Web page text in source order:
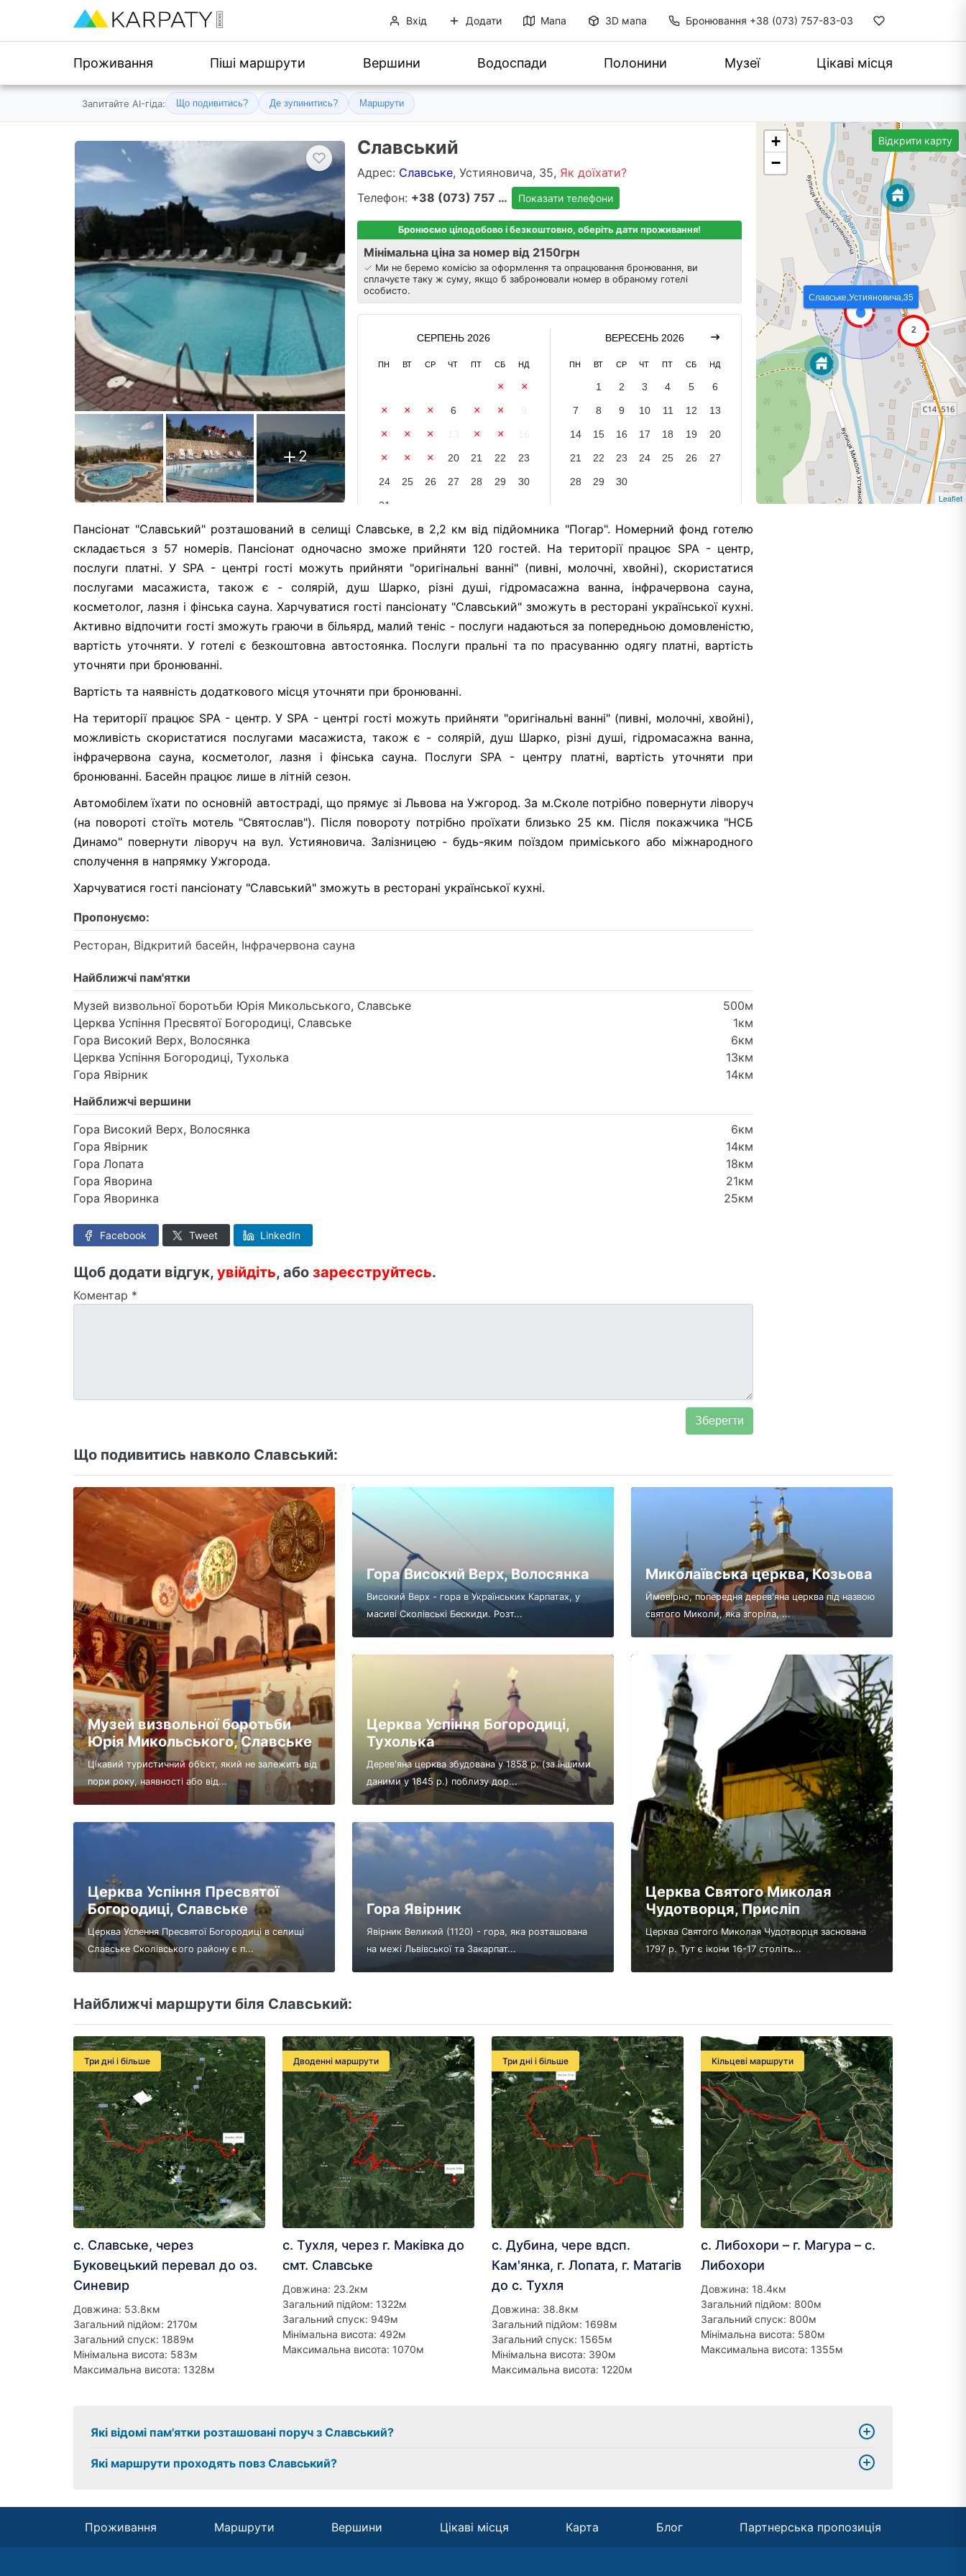
Вхід Додати Мапа 3D мапа Бронювання +38 (073) 757-83-03
Проживання Піші маршрути Вершини Водоспади Полонини Музеї Цікаві місця
Запитайте AI-гіда: Що подивитись? Де зупинитись? Маршрути
2
Славський
Адрес: Славське, Устияновича, 35, Як доїхати?
Телефон:
+38 (073) 757 8303 Показати телефони
Бронюємо цілодобово і безкоштовно, оберіть дати проживання!
Мінімальна ціна за номер від 2150грн
Ми не беремо комісію за оформлення та опрацювання бронювання, ви
сплачуєте таку ж суму, якщо б забронювали номер в обраному готелі
особисто.
СЕРПЕНЬ 2026
ПН ВТ СР ЧТ ПТ СБ НД
1 2
3 4 5 6 7 8
10 11 12 14 15
17 18 19 20 21 22 23
24 25 26 27 28 29 30
31
ВЕРЕСЕНЬ 2026
ПН ВТ СР ЧТ ПТ СБ НД
1 2 3 4 5 6
7 8 9 10 11 12 13
14 15 16 17 18 19 20
21 22 23 24 25 26 27
28 29 30
Відкрити карту
Славське,Устияновича,35
+
−
Leaflet
Пансіонат "Славський" розташований в селищі Славське, в 2,2 км від підйомника "Погар". Номерний фонд готелю
складається з 57 номерів. Пансіонат одночасно зможе прийняти 120 гостей. На території працює SPA - центр,
послуги платні. У SPA - центрі гості можуть прийняти "оригінальні ванні" (пивні, молочні, хвойні), скористатися
послугами масажиста, також є - солярій, душ Шарко, різні душі, гідромасажна ванна, інфрачервона сауна,
косметолог, лазня і фінська сауна. Харчуватися гості пансіонату "Славський" зможуть в ресторані української кухні.
Активно відпочити гості зможуть граючи в більярд, малий теніс - послуги надаються за попередньою домовленістю,
вартість уточняти. У готелі є безкоштовна автостоянка. Послуги пральні та по прасуванню одягу платні, вартість
уточняти при бронюванні.
Вартість та наявність додаткового місця уточняти при бронюванні.
На території працює SPA - центр. У SPA - центрі гості можуть прийняти "оригінальні ванні" (пивні, молочні, хвойні),
можливість скористатися послугами масажиста, також є - солярій, душ Шарко, різні душі, гідромасажна ванна,
інфрачервона сауна, косметолог, лазня і фінська сауна. Послуги SPA - центру платні, вартість уточняти при
бронюванні. Басейн працює лише в літній сезон.
Автомобілем їхати по основній автостраді, що прямує зі Львова на Ужгород. За м.Сколе потрібно повернути ліворуч
(на повороті стоїть мотель "Святослав"). Після повороту потрібно проїхати близько 25 км. Після покажчика "НСБ
Динамо" повернути ліворуч на вул. Устияновича. Залізницею - будь-яким поїздом приміського або міжнародного
сполучення в напрямку Ужгорода.
Харчуватися гості пансіонату "Славський" зможуть в ресторані української кухні.
Пропонуємо:
Ресторан, Відкритий басейн, Інфрачервона сауна
Найближчі пам'ятки
Музей визвольної боротьби Юрія Микольського, Славське
500м
Церква Успіння Пресвятої Богородиці, Славське
1км
Гора Високий Верх, Волосянка
6км
Церква Успіння Богородиці, Тухолька
13км
Гора Явірник
14км
Найближчі вершини
Гора Високий Верх, Волосянка
6км
Гора Явірник
14км
Гора Лопата
18км
Гора Яворина
21км
Гора Яворинка
25км
Facebook Tweet LinkedIn
Щоб додати відгук, увійдіть, або зареєструйтесь.
Коментар *
Що подивитись навколо Славський:
Музей визвольної боротьби
Юрія Микольського, Славське
Цікавий туристичний об’єкт, який не залежить від
пори року, наявності або від...
Церква Успіння Пресвятої
Богородиці, Славське
Церква Успення Пресвятої Богородиці в селищі
Славське Сколівського району є п...
Гора Високий Верх, Волосянка
Високий Верх - гора в Українських Карпатах, у
масиві Сколівські Бескиди. Розт...
Церква Успіння Богородиці,
Тухолька
Дерев'яна церква збудована у 1858 р. (за іншими
даними у 1845 р.) поблизу дор...
Гора Явірник
Явірник Великий (1120) - гора, яка розташована
на межі Львівської та Закарпат...
Миколаївська церква, Козьова
Ймовірно, попередня дерев'яна церква під назвою
святого Миколи, яка згоріла, ...
Церква Святого Миколая
Чудотворця, Присліп
Церква Святого Миколая Чудотворця заснована
1797 р. Тут є ікони 16-17 століть...
Найближчі маршрути біля Славський:
Три дні і більше
с. Славське, через
Буковецький перевал до оз.
Синевир
Довжина: 53.8км
Загальний підйом: 2170м
Загальний спуск: 1889м
Мінімальна висота: 583м
Максимальна висота: 1328м
Дводенні маршрути
с. Тухля, через г. Маківка до
смт. Славське
Довжина: 23.2км
Загальний підйом: 1322м
Загальний спуск: 949м
Мінімальна висота: 492м
Максимальна висота: 1070м
Три дні і більше
с. Дубина, чере вдсп.
Кам'янка, г. Лопата, г. Матагів
до с. Тухля
Довжина: 38.8км
Загальний підйом: 1698м
Загальний спуск: 1565м
Мінімальна висота: 390м
Максимальна висота: 1220м
Кільцеві маршрути
с. Либохори – г. Магура – с.
Либохори
Довжина: 18.4км
Загальний підйом: 800м
Загальний спуск: 800м
Мінімальна висота: 580м
Максимальна висота: 1355м
Які відомі пам'ятки розташовані поруч з Славський?
Які маршрути проходять повз Славський?
Проживання Маршрути Вершини Цікаві місця Карта Блог Партнерська пропозиція